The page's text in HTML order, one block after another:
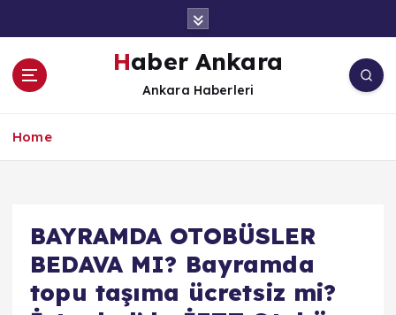
Haber Ankara
Ankara Haberleri
Home
BAYRAMDA OTOBÜSLER
BEDAVA MI? Bayramda
topu taşıma ücretsiz mi?